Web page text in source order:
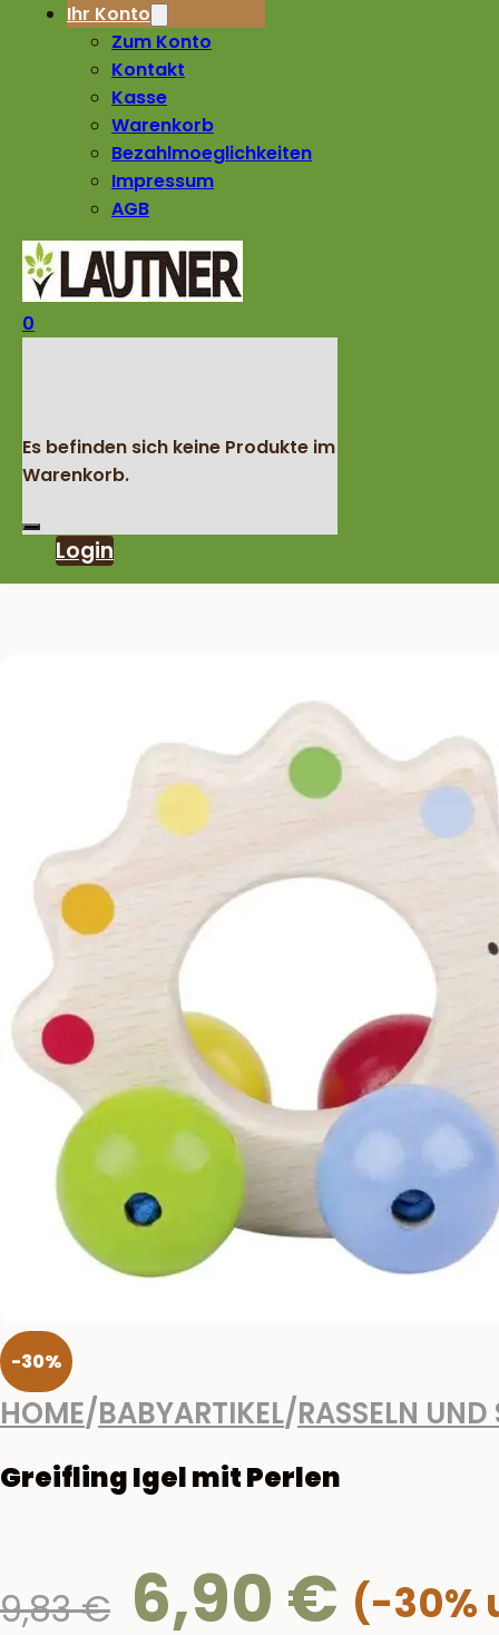
Ihr Konto
Zum Konto
Kontakt
Kasse
Warenkorb
Bezahlmoeglichkeiten
Impressum
AGB
0
Es befinden sich keine Produkte im
Warenkorb.
Login
-30%
HOME/BABYARTIKEL/RASSELN
Greifling Igel mit Perlen
9,83€ Ursprünglicher
Preis
6,90 €